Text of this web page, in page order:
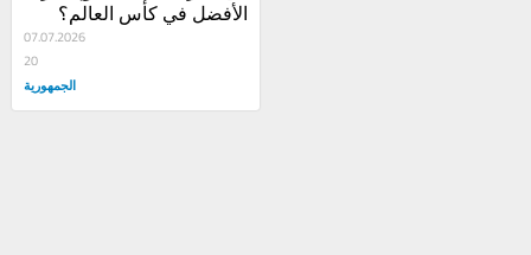
الأفضل في كأس العالم؟
07.07.2026
20
الجمهورية